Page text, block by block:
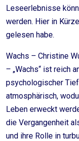
Leseerlebnisse
werden. Hier in
gelesen habe.
Wachs – Christine
– „Wachs“ ist reich
psychologischer
atmosphärisch,
Leben erweckt
die Vergangenheit
und ihre Rolle in